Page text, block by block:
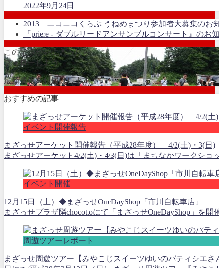
2022年9月24日
2013 ニコニコくらぶ うねめまつり参加者大募集のお
『priere - ダブルリードアンサンブルコンサート』のお
この記事が気に入ったら
フォローしよう
最新情報をお届けします
おすすめの記事
イベント開催報告
まざっせアーケット開催報告（平成28年度） 4/2(土)・3(日)
まざっせアーケット4/2(土)・4/3(日)は「まちなかワークシ
イベント開催
12月15日（土）◆まざっせOneDayShop「市川自転車店」
まざっせプラザ隣chocottoにて「まざっせOneDayShop」を
周遊ツアーレポート
まざっせ周遊ツアー【みやこじスイーツゆいのパティシエ